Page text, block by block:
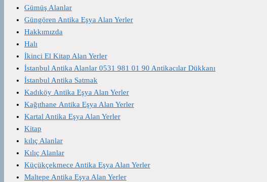
Gümüş Alanlar
Güngören Antika Eşya Alan Yerler
Hakkımızda
Halı
İkinci El Kitap Alan Yerler
İstanbul Antika Alanlar 0531 981 01 90 Antikacılar Dükkanı
İstanbul Antika Satmak
Kadıköy Antika Eşya Alan Yerler
Kağıthane Antika Eşya Alan Yerler
Kartal Antika Eşya Alan Yerler
Kitap
kılıç Alanlar
Kılıç Alanlar
Küçükçekmece Antika Eşya Alan Yerler
Maltepe Antika Eşya Alan Yerler